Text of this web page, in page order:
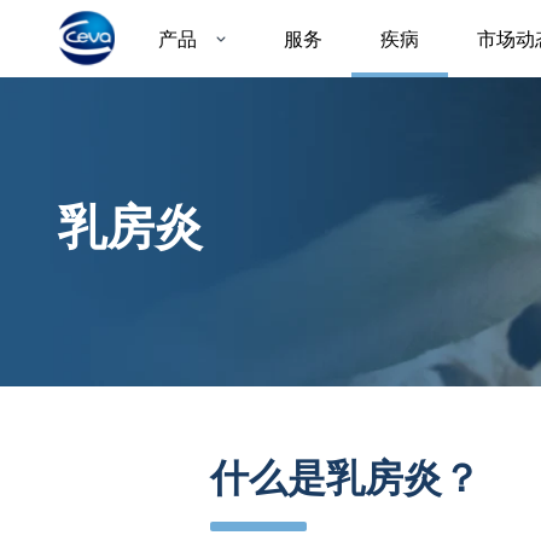
产品 服务 疾病 市场动
乳房炎
什么是乳房炎？